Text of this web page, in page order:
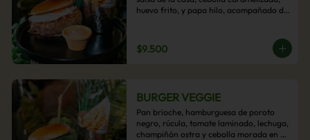
huevo frito, y papa hilo, acompañado de
$9.500
BURGER VEGGIE
Pan brioche, hamburguesa de poroto
negro, rúcula, tomate laminado, lechuga,
champiñón ostra y cebolla morada en